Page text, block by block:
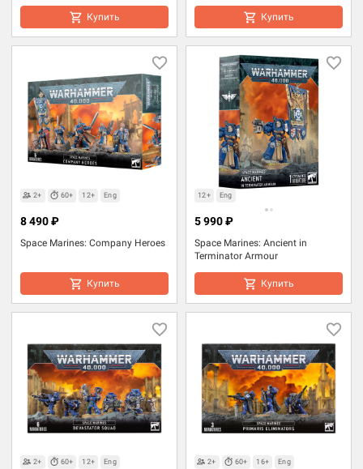
Купить Купить
2+ 60+ 12+ Eng
Space Marines: Company Heroes
8 490 ₽
Купить
12+ Eng
Space Marines: Ancient in
Terminator Armour
5 990 ₽
Купить
2+ 60+ 12+ Eng 2+ 60+ 16+ Eng